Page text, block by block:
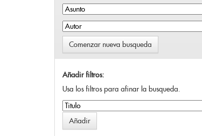
Comenzar nueva busqueda
Añadir filtros:
Usa los filtros para afinar la busqueda.